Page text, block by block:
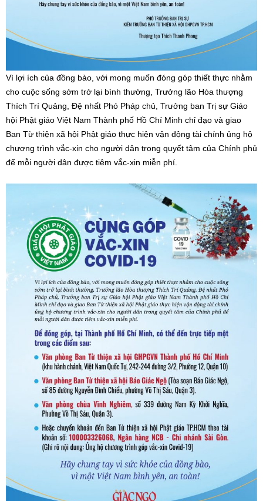
Vì lợi ích của đồng bào, với mong muốn đóng góp thiết thực nhằm
cho cuộc sống sớm trở lại bình thường, Trưởng lão Hòa thượng
Thích Trí Quảng, Đệ nhất Phó Pháp chủ, Trưởng ban Trị sự Giáo
hội Phật giáo Việt Nam Thành phố Hồ Chí Minh chỉ đạo và giao
Ban Từ thiện xã hội Phật giáo thực hiện vận động tài chính ủng hộ
chương trình vắc-xin cho người dân trong quyết tâm của Chính phủ
để mỗi người dân được tiêm vắc-xin miễn phí.